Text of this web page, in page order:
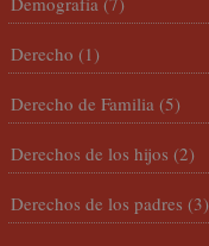
Derecho (1)
Derecho de Familia (5)
Derechos de los hijos (2)
Derechos de los padres (3)